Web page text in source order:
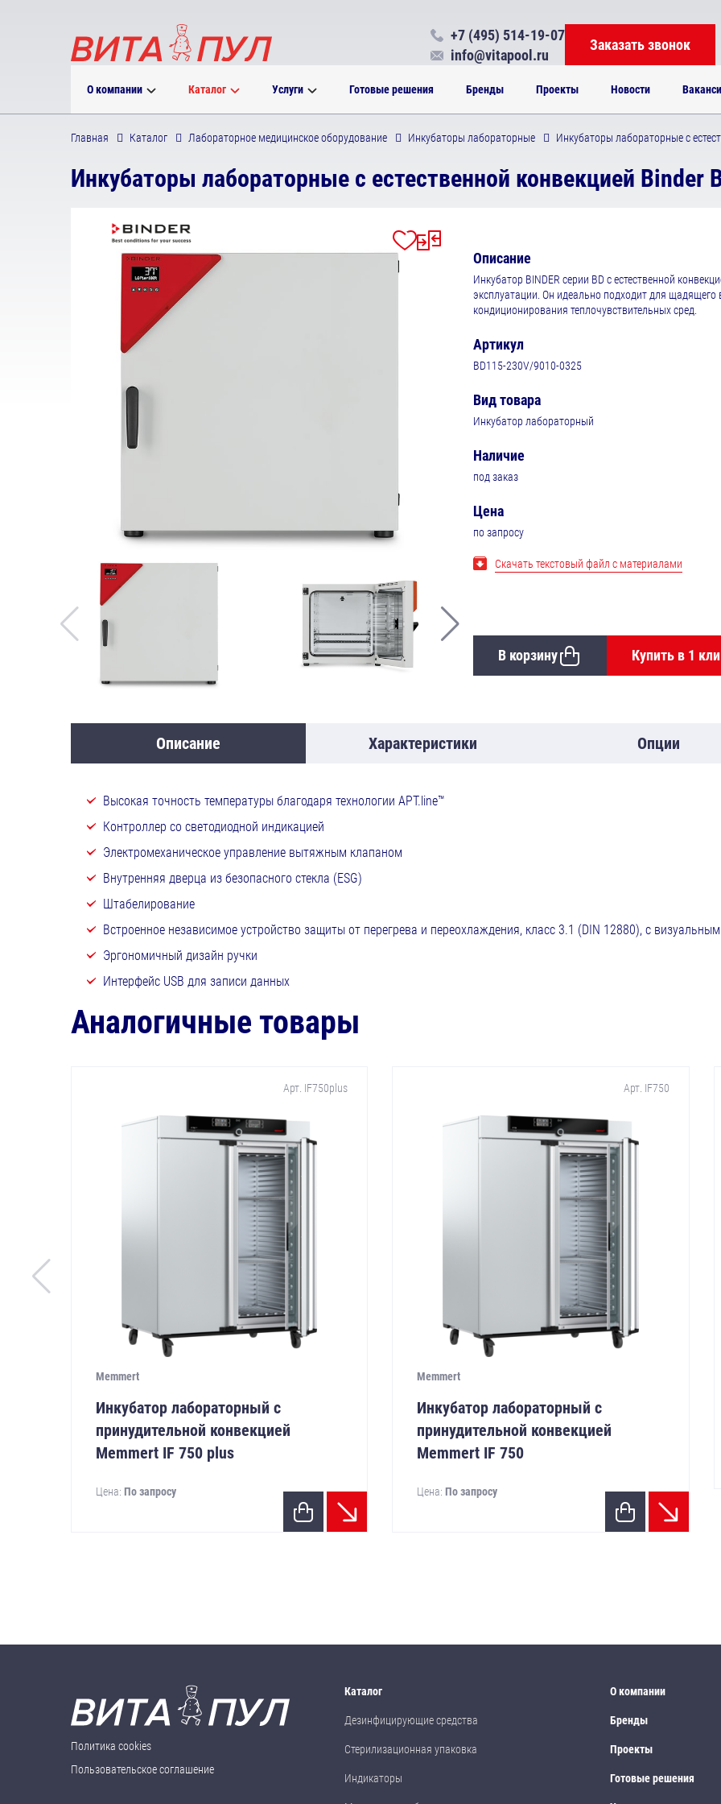
О компании Каталог Услуги Готовые решения Бренды Проекты Новости
+7 (495) 514-19-07
info@vitapool.ru
Заказать звонок
Главная Каталог Лабораторное медицинское оборудование Инкубаторы лабораторные Инкубаторы лабораторные с
Инкубаторы лабораторные с естественной конвекцией Binder
Описание
Инкубатор BINDER серии BD с естественной
эксплуатации. Он идеально подходит для
кондиционирования теплочувствительных сред.
Артикул
BD115-230V/9010-0325
Вид товара
Инкубатор лабораторный
Наличие
под заказ
Цена
по запросу
Скачать текстовый файл с материалами
В корзину Купить в 1
Описание Характеристики Опции
Высокая точность температуры благодаря технологии APT.line™
Контроллер со светодиодной индикацией
Электромеханическое управление вытяжным клапаном
Внутренняя дверца из безопасного стекла (ESG)
Штабелирование
Встроенное независимое устройство защиты от перегрева и переохлаждения, класс 3.1 (DIN 12880), с
Эргономичный дизайн ручки
Интерфейс USB для записи данных
Аналогичные товары
Арт. IF750plus
Memmert
Инкубатор лабораторный с
принудительной конвекцией
Memmert IF 750 plus
Цена: По запросу
Арт. IF750
Memmert
Инкубатор лабораторный с
принудительной конвекцией
Memmert IF 750
Цена:По запросу
Политика cookies
Пользовательское соглашение
Каталог
Дезинфицирующие средства
Стерилизационная упаковка
Индикаторы
О компании
Бренды
Проекты
Готовые решения